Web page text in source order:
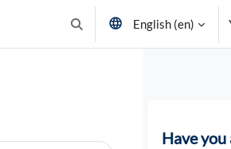
Toggle search input
English ‎(en)‎
Have